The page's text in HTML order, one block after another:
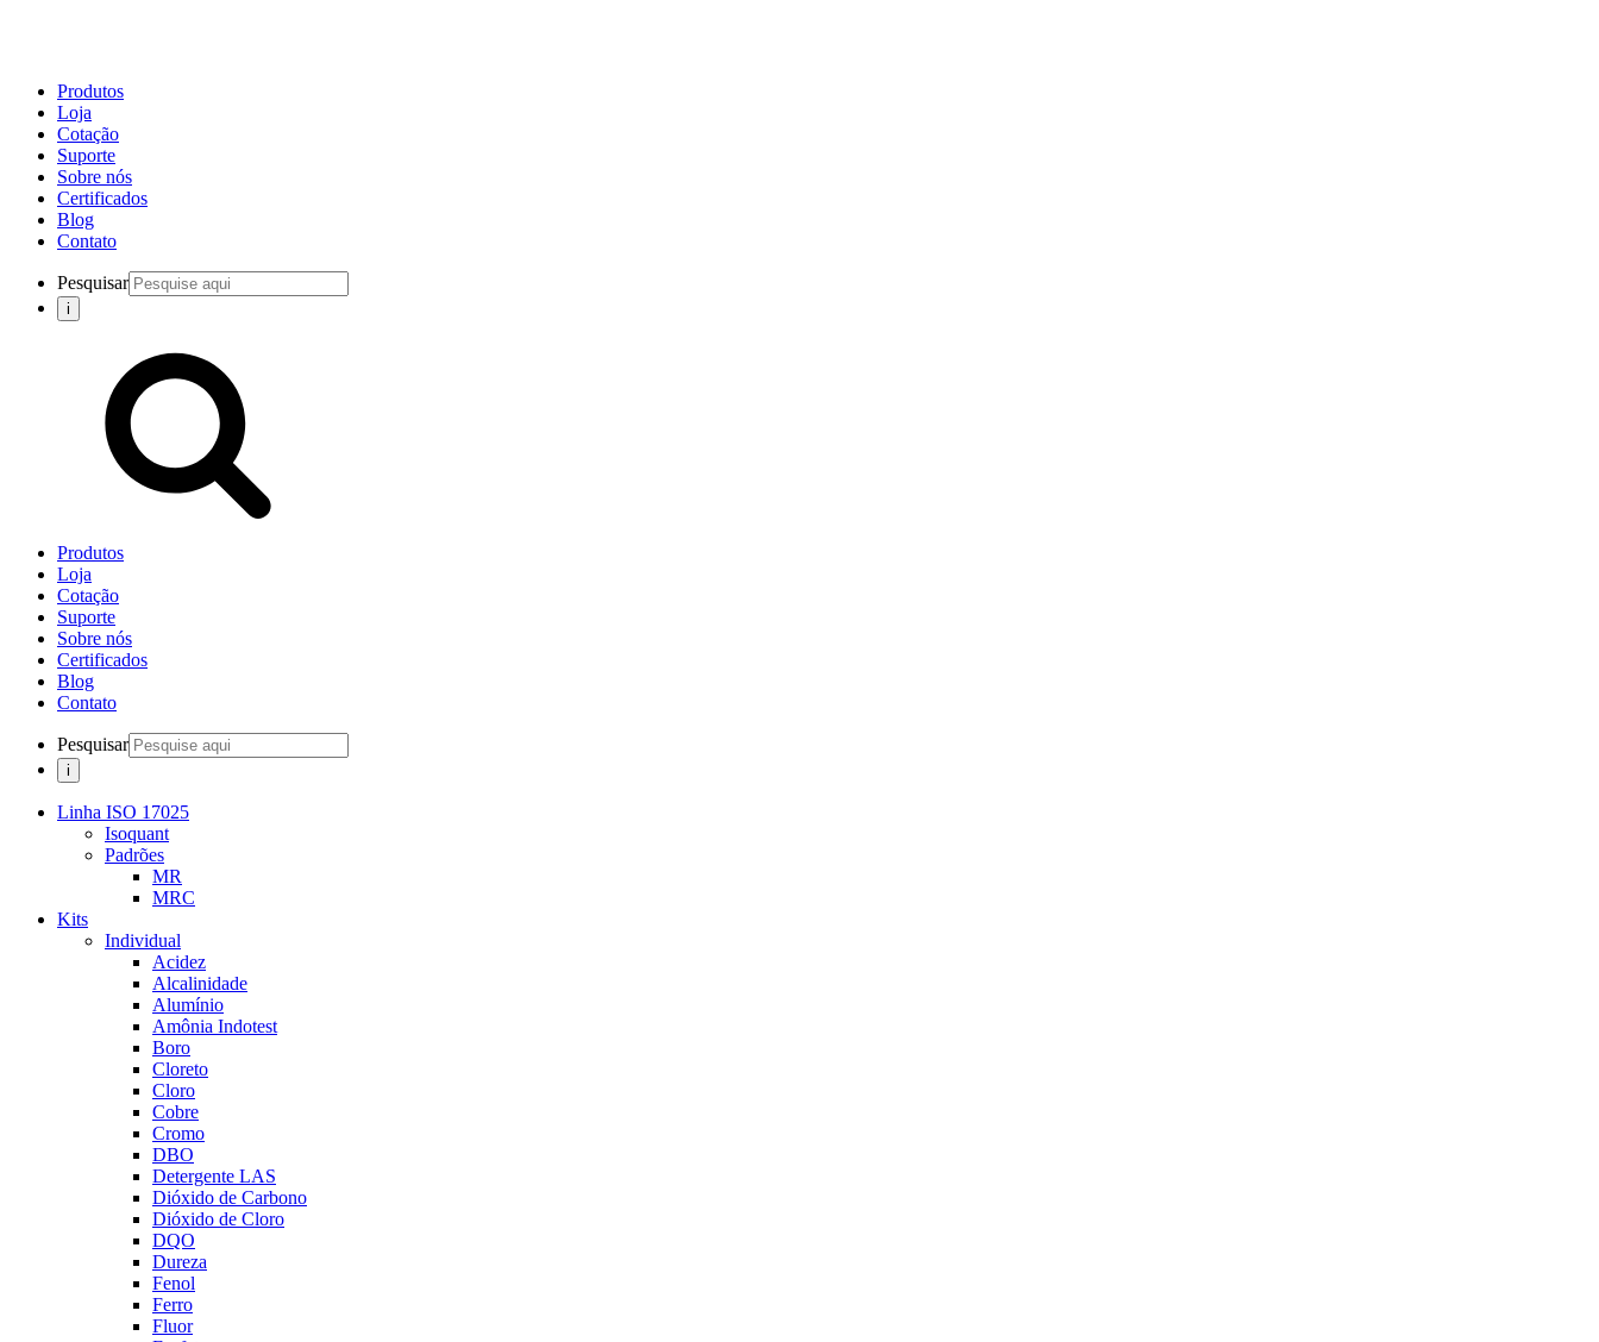
Produtos
Loja
Cotação
Suporte
Sobre nós
Certificados
Blog
Contato
Pesquisar
Produtos
Loja
Cotação
Suporte
Sobre nós
Certificados
Blog
Contato
Pesquisar
Linha ISO 17025
Isoquant
Padrões
MR
MRC
Kits
Individual
Acidez
Alcalinidade
Alumínio
Amônia Indotest
Boro
Cloreto
Cloro
Cobre
Cromo
DBO
Detergente LAS
Dióxido de Carbono
Dióxido de Cloro
DQO
Dureza
Fenol
Ferro
Fluor